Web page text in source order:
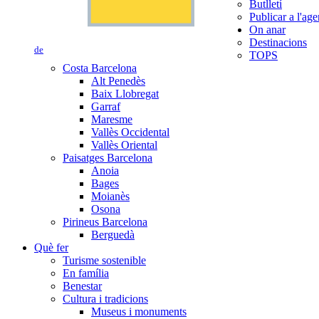
de
Butlletí
Publicar a
On anar
Destinacions
TOPS
Costa Barcelona
Alt Penedès
Baix Llobregat
Garraf
Maresme
Vallès Occidental
Vallès Oriental
Paisatges Barcelona
Anoia
Bages
Moianès
Osona
Pirineus Barcelona
Berguedà
Què fer
Turisme sostenible
En família
Benestar
Cultura i tradicions
Museus i monuments